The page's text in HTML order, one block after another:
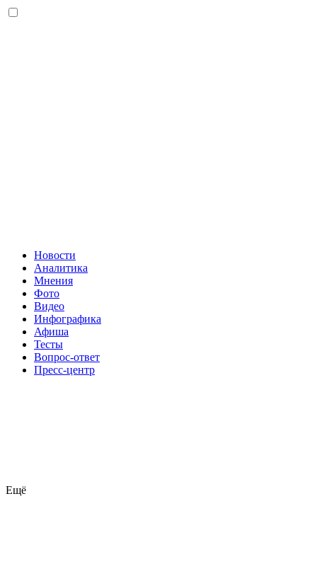
Новости
Аналитика
Мнения
Фото
Видео
Инфографика
Афиша
Тесты
Вопрос-ответ
Пресс-центр
Ещё